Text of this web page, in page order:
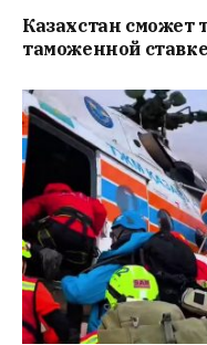
Казахстан сможет
таможенной ставке